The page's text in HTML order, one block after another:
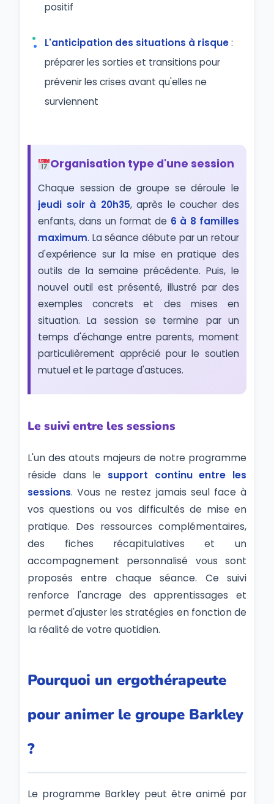
positif
L'anticipation des situations à risque:
préparer les sorties et transitions pour
prévenir les crises avant qu'elles ne
surviennent
Organisation type d'une session
Chaque session de groupe se déroule le
jeudi soir à 20h35, après le coucher des
enfants, dans un format de 6 à 8 familles
maximum. La séance débute par un retour
d'expérience sur la mise en pratique des
outils de la semaine précédente. Puis, le
nouvel outil est présenté, illustré par des
exemples concrets et des mises en
situation. La session se termine par un
temps d'échange entre parents, moment
particulièrement apprécié pour le soutien
mutuel et le partage d'astuces.
Le suivi entre les sessions
L'un des atouts majeurs de notre programme
réside dans le support continu entre les
sessions. Vous ne restez jamais seul face à
vos questions ou vos difficultés de mise en
pratique. Des ressources complémentaires,
des fiches récapitulatives et un
accompagnement personnalisé vous sont
proposés entre chaque séance. Ce suivi
renforce l'ancrage des apprentissages et
permet d'ajuster les stratégies en fonction de
la réalité de votre quotidien.
Pourquoi un ergothérapeute
pour animer le groupe Barkley
?
Le programme Barkley peut être animé par